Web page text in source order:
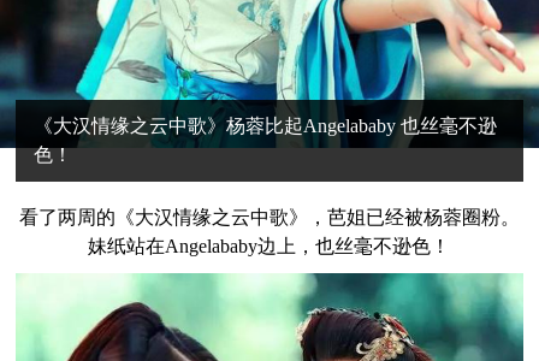
《大汉情缘之云中歌》杨蓉比起Angelababy 也丝毫不逊
色！
看了两周的《大汉情缘之云中歌》，芭姐已经被杨蓉圈粉。
妹纸站在Angelababy边上，也丝毫不逊色！